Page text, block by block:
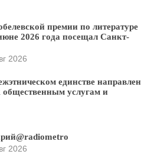
премии по литературе
2026 года посещал Санкт-
2026
единстве направлен
общественным услугам и
2026